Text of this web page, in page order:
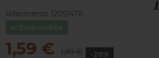
Riferimento 12051478
1,59 € 1,99 €
-20%